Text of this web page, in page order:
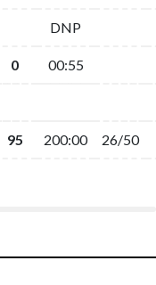
DNP
0 00:55
95 200:00 26/50
DNP
0 00:55
95 200:00 26/50